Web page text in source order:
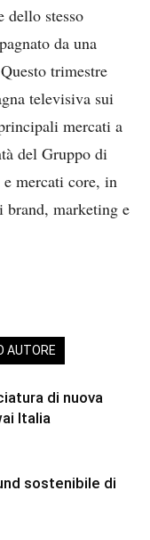
dello stesso
da una
trimestre
televisiva sui
mercati a
del Gruppo di
mercati core, in
brand, marketing e
AUTORE
di nuova
Italia
sostenibile di